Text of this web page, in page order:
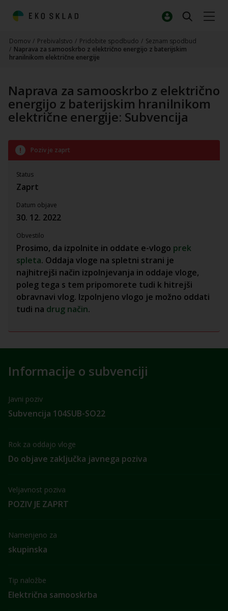
Domov / Prebivalstvo / Pridobite spodbudo / Seznam spodbud
/ Naprava za samooskrbo z električno energijo z baterijskim
hranilnikom električne energije
Naprava za samooskrbo z električno
energijo z baterijskim hranilnikom
električne energije: Subvencija
Informacije o subvenciji
Javni poziv
Subvencija 104SUB-SO22
Rok za oddajo vloge
Do objave zaključka javnega poziva
Veljavnost poziva
POZIV JE ZAPRT
Namenjeno za
skupinska
Tip naložbe
Električna samooskrba
Poziv je zaprt
Status
Zaprt
Datum objave
30. 12. 2022
Obvestilo
Prosimo, da izpolnite in oddate e-vlogo prek
spleta. Oddaja vloge na spletni strani je
najhitrejši način izpolnjevanja in oddaje vloge,
poleg tega s tem pripomorete tudi k hitrejši
obravnavi vlog. Izpolnjeno vlogo je možno oddati
tudi na drug način.